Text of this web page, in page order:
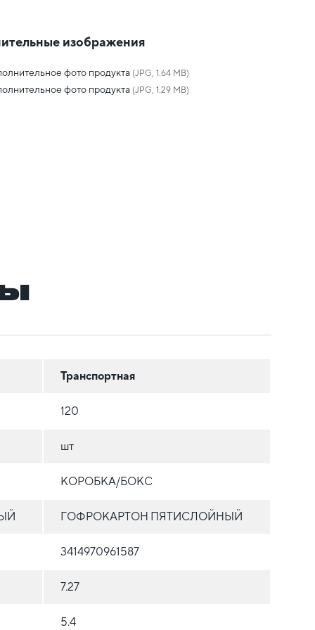
изображения
фото продукта (JPG, 1.64 MB)
фото продукта (JPG, 1.29 MB)
Транспортная
120
шт
КОРОБКА/БОКС
ГОФРОКАРТОН ПЯТИСЛОЙНЫЙ
3414970961587
7.27
5.4